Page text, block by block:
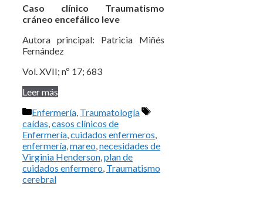
Caso clínico Traumatismo
cráneo encefálico leve
Autora principal: Patricia Miñés
Fernández
Vol. XVII; nº 17; 683
Leer más
Categorías
Enfermería, Traumatología
Etiquetas
caídas,casos clínicos de
Enfermería,cuidados enfermeros,
enfermería,mareo,necesidades de
Virginia Henderson,plan de
cuidados enfermero, Traumatismo
cerebral